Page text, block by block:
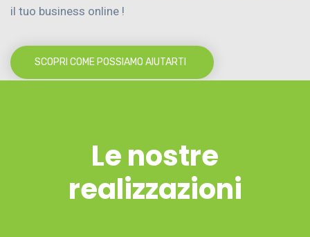
il tuo business online !
SCOPRI COME POSSIAMO AIUTARTI
Le nostre
realizzazioni